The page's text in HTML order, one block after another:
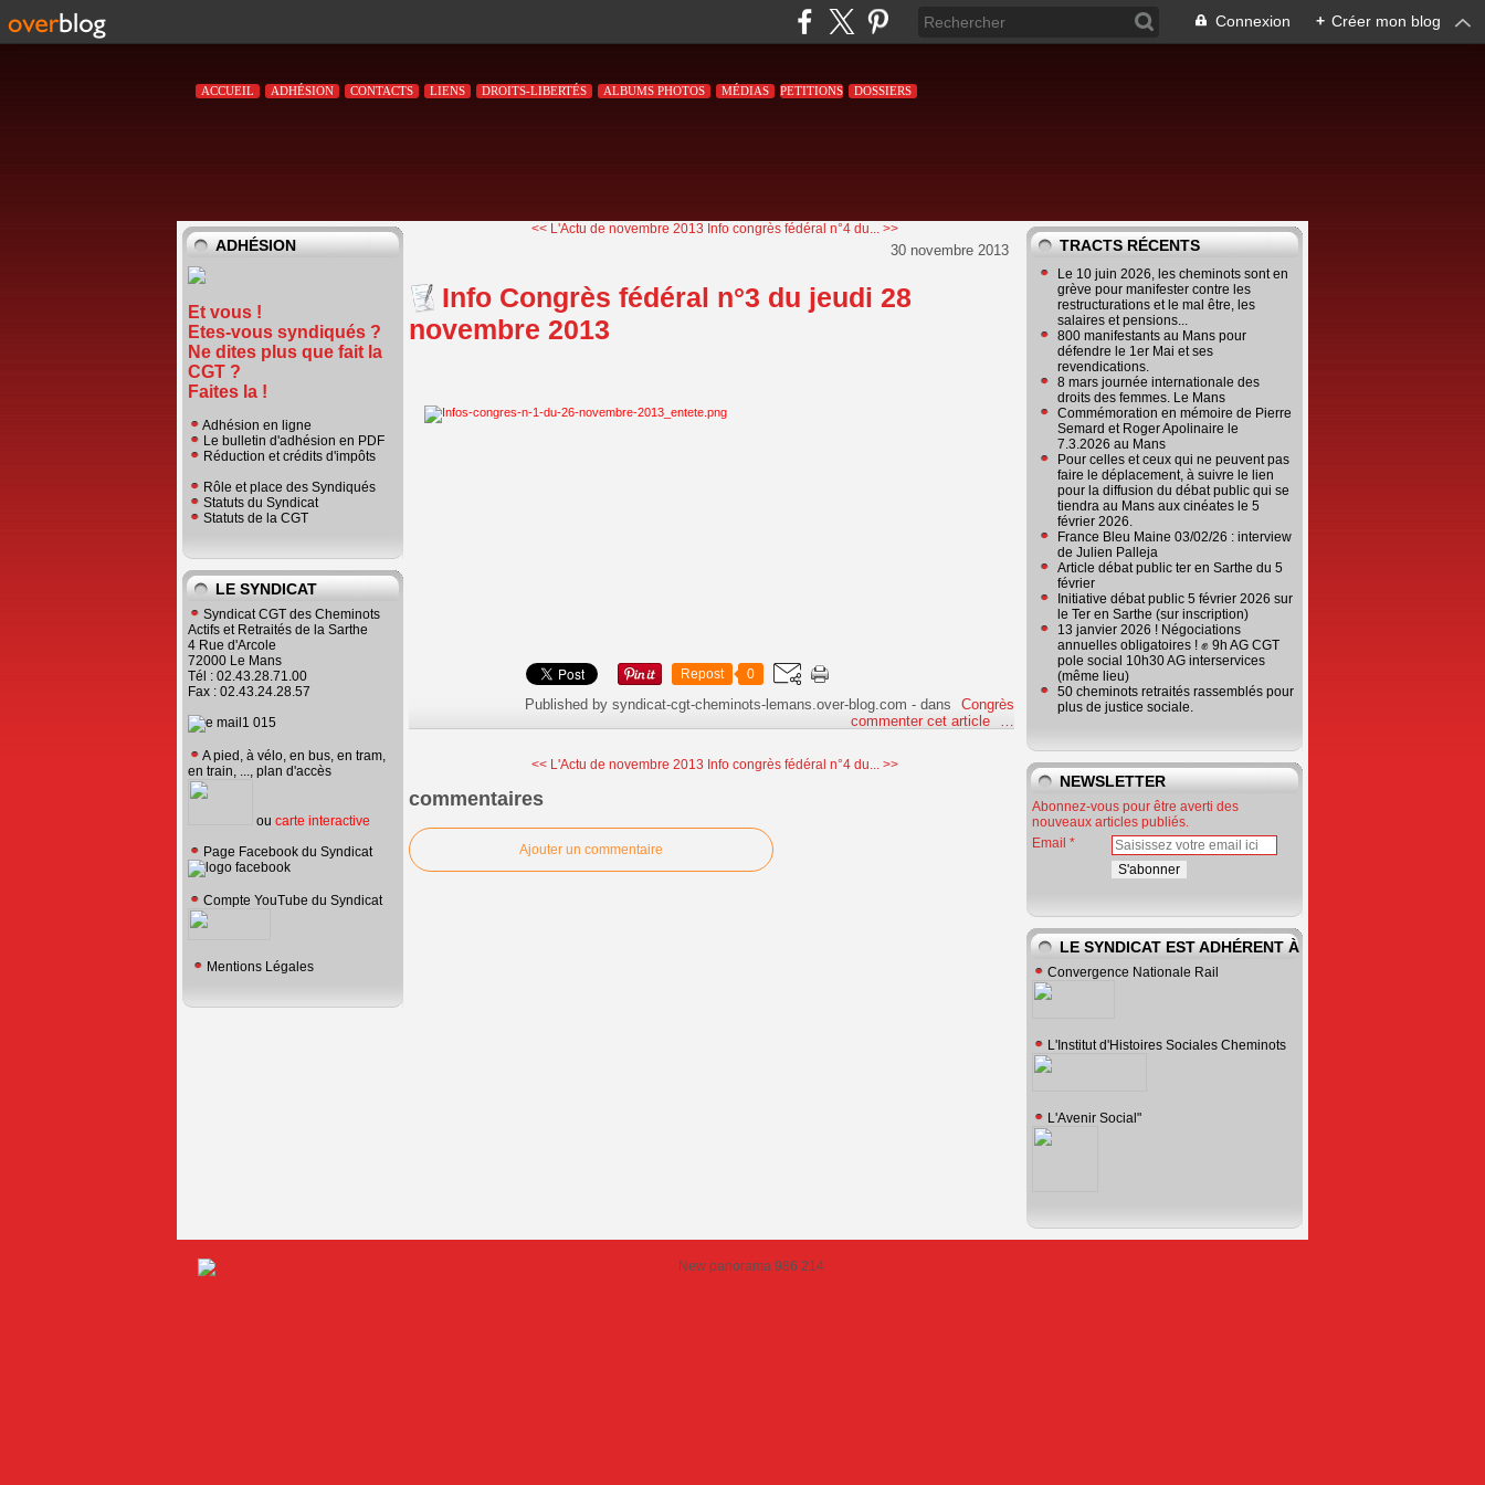
Connexion + Créer mon blog
ACCUEIL ADHÉSION CONTACTS LIENS DROITS-LIBERTÉS ALBUMS PHOTOS MÉDIAS PETITIONS DOSSIERS
ADHÉSION
Et vous !
Etes-vous syndiqués ?
Ne dites plus que fait la
CGT ?
Faites la !
Adhésion en ligne
Le bulletin d'adhésion en PDF
Réduction et crédits d'impôts
Rôle et place des Syndiqués
Statuts du Syndicat
Statuts de la CGT
LE SYNDICAT
Syndicat CGT des Cheminots
Actifs et Retraités de la Sarthe
4 Rue d'Arcole
72000 Le Mans
Tél : 02.43.28.71.00
Fax : 02.43.24.28.57
A pied, à vélo, en bus, en tram,
en train, ..., plan d'accès
ou carte interactive
Page Facebook du Syndicat
Compte YouTube du Syndicat
Mentions Légales
<< L'Actu de novembre 2013 Info congrès fédéral n°4 du... >>
30 novembre 2013
Info Congrès fédéral n°3 du jeudi 28
novembre 2013
Repost 0
Published by syndicat-cgt-cheminots-lemans.over-blog.com - dans
Congrès
commenter cet article
<< L'Actu de novembre 2013 Info congrès fédéral n°4 du... >>
commentaires
Ajouter un commentaire
TRACTS RÉCENTS
Le 10 juin 2026, les cheminots sont en
grève pour manifester contre les
restructurations et le mal être, les
salaires et pensions...
800 manifestants au Mans pour
défendre le 1er Mai et ses
revendications.
8 mars journée internationale des
droits des femmes. Le Mans
Commémoration en mémoire de Pierre
Semard et Roger Apolinaire le
7.3.2026 au Mans
Pour celles et ceux qui ne peuvent pas
faire le déplacement, à suivre le lien
pour la diffusion du débat public qui se
tiendra au Mans aux cinéates le 5
février 2026.
France Bleu Maine 03/02/26 : interview
de Julien Palleja
Article débat public ter en Sarthe du 5
février
Initiative débat public 5 février 2026 sur
le Ter en Sarthe (sur inscription)
13 janvier 2026 ! Négociations
annuelles obligatoires ! ✊ 9h AG CGT
pole social 10h30 AG interservices
(même lieu)
50 cheminots retraités rassemblés pour
plus de justice sociale.
NEWSLETTER
Abonnez-vous pour être averti des
nouveaux articles publiés.
Email
LE SYNDICAT EST ADHÉRENT À
Convergence Nationale Rail
L'Institut d'Histoires Sociales Cheminots
L'Avenir Social"